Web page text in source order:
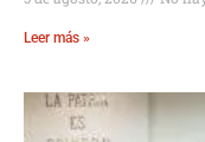
Leer más »